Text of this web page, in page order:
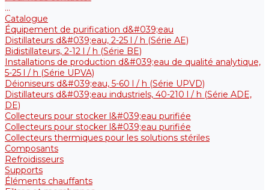
...
Catalogue
Équipement de purification d&#039;eau
Distillateurs d&#039;eau, 2-25 l / h (Série АE)
Bidistillateurs, 2-12 l / h (Série BE)
Installations de production d&#039;eau de qualité analytique,
5-25 l / h (Série UPVA)
Déioniseurs d&#039;eau, 5-60 l / h (Série UPVD)
Distillateurs d&#039;eau industriels, 40-210 l / h (Série ADE,
DE)
Collecteurs pour stocker l&#039;eau purifiée
Collecteurs pour stocker l&#039;eau purifiée
Collecteurs thermiques pour les solutions stériles
Composants
Refroidisseurs
Supports
Éléments chauffants